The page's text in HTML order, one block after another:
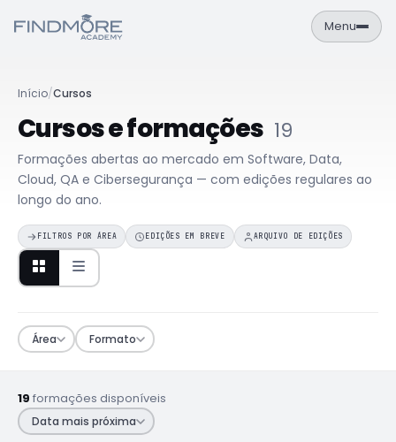
Menu
PT EN
Área de Aluno
NAVEGAÇÃO
Formações
Empresas
Sobre
Contactos
Cursos
Calendário
Próximas edições e datas de início
Início/Cursos
Cursos e formações 19
Formações abertas ao mercado em Software, Data,
Cloud, QA e Cibersegurança — com edições regulares ao
longo do ano.
FILTROS POR ÁREA EDIÇÕES EM BREVE ARQUIVO DE EDIÇÕES
Área Formato
19 formações disponíveis
Data mais próxima